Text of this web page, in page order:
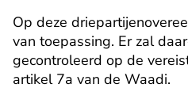
Op deze
van toepassing. Er zal
gecontroleerd op de
artikel 7a van de Waadi.